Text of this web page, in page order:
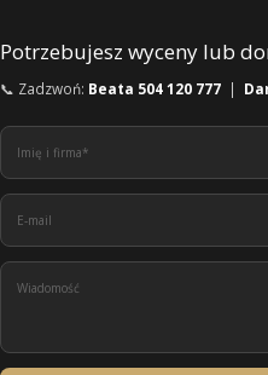
Potrzebujesz wyceny lub
📞 Zadzwoń: Beata 504 120 777 |